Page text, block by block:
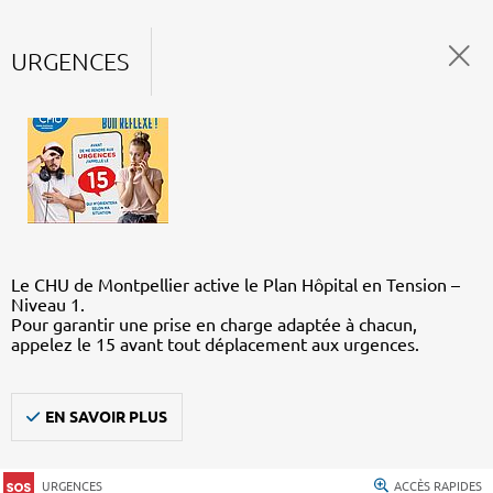
URGENCES
Le CHU de Montpellier active le Plan Hôpital en Tension –
Niveau 1.
Pour garantir une prise en charge adaptée à chacun,
appelez le 15 avant tout déplacement aux urgences.
EN SAVOIR PLUS
URGENCES ACCÈS RAPIDES